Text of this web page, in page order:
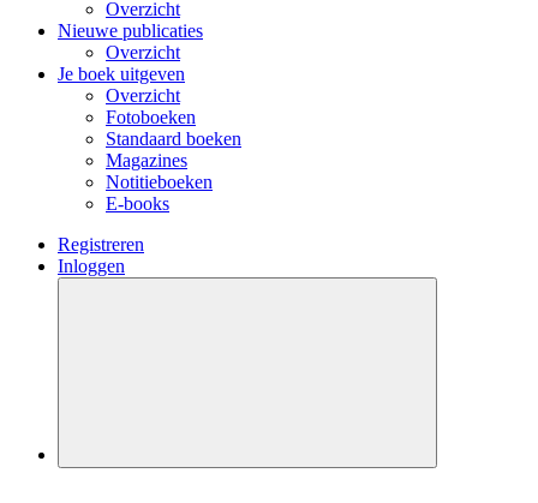
Overzicht
Nieuwe publicaties
Overzicht
Je boek uitgeven
Overzicht
Fotoboeken
Standaard boeken
Magazines
Notitieboeken
E-books
Registreren
Inloggen